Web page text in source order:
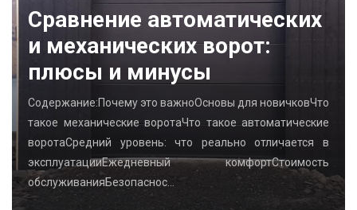
Сравнение автоматических
и механических ворот:
плюсы и минусы
Содержание:Почему это важноОсновы для новичковЧто
такое механические воротаЧто такое автоматические
воротаСредний уровень: что реально отличается в
эксплуатацииЕжедневный комфортСтоимость
обслуживанияБезопаснос…